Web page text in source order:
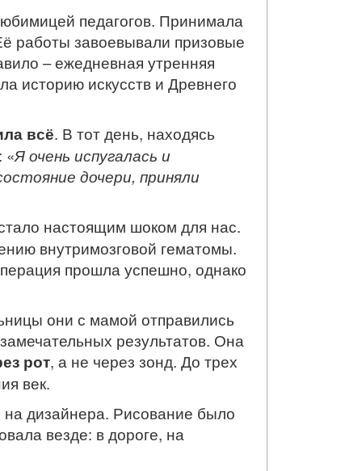
педагогов. Принимала
работы завоевывали призовые
– ежедневная утренняя
историю искусств и Древнего
всё. В тот день, находясь
«Я очень испугалась и
дочери, приняли
настоящим шоком для нас.
внутримозговой гематомы.
прошла успешно, однако
они с мамой отправились
результатов. Она
рот, а не через зонд. До трех
век.
дизайнера. Рисование было
везде: в дороге, на